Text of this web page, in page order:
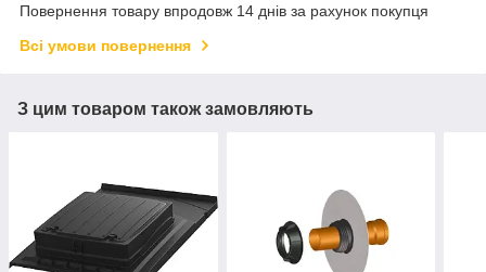
Повернення товару впродовж 14 днів за рахунок покупця
Всі умови повернення
З цим товаром також замовляють